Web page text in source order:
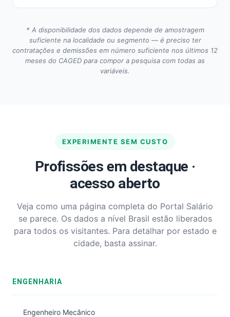
* A disponibilidade dos dados depende de amostragem
suficiente na localidade ou segmento — é preciso ter
contratações e demissões em número suficiente nos últimos 12
meses do CAGED para compor a pesquisa com todas as
variáveis.
EXPERIMENTE SEM CUSTO
Profissões em destaque ·
acesso aberto
Veja como uma página completa do Portal Salário
se parece. Os dados a nível Brasil estão liberados
para todos os visitantes. Para detalhar por estado e
cidade, basta assinar.
ENGENHARIA
Engenheiro Mecânico